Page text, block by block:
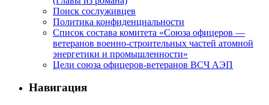
Поиск сослуживцев
Политика конфиденциальности
Список состава комитета «Союза офицеров —
ветеранов военно-строительных частей атомной
энергетики и промышленности»
Цели союза офицеров-ветеранов ВСЧ АЭП
Навигация